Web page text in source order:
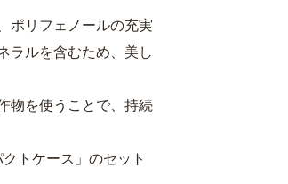
ポリフェノールの充実
ラルを含むため、美し
物を使うことで、持続
トケース」のセット